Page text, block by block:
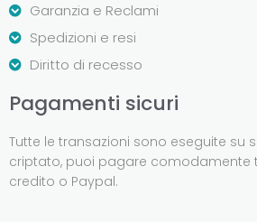
Garanzia e Reclami
Spedizioni e resi
Diritto di recesso
Pagamenti sicuri
Tutte le transazioni sono eseguite su
criptato, puoi pagare comodamente
credito o Paypal.